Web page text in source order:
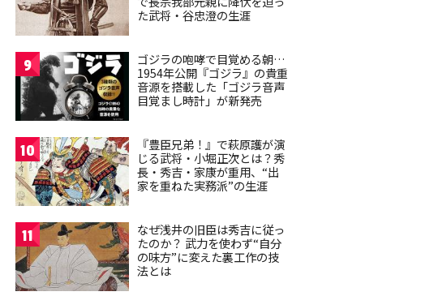
た武将・谷忠澄の生涯
9
ゴジラの咆哮で目覚める朝…
1954年公開『ゴジラ』の貴重
音源を搭載した「ゴジラ音声
目覚まし時計」が新発売
10
『豊臣兄弟！』で萩原護が演
じる武将・小堀正次とは？秀
長・秀吉・家康が重用、“出
家を重ねた実務派”の生涯
11
なぜ浅井の旧臣は秀吉に従っ
たのか？ 武力を使わず“自分
の味方”に変えた裏工作の技
法とは